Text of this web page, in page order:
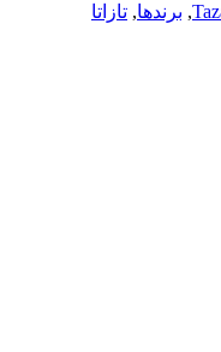
, برندها, تازاتا